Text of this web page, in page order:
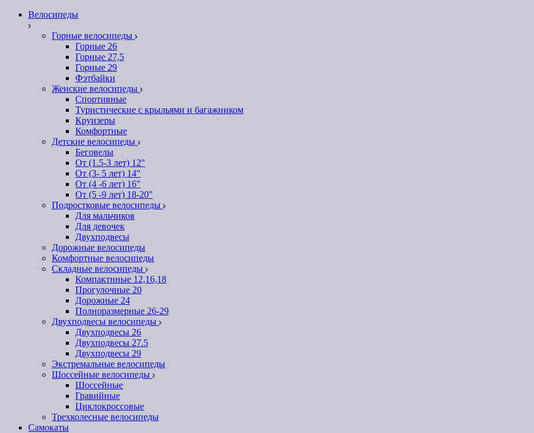
Велосипеды
Горные велосипеды
Горные 26
Горные 27,5
Горные 29
Фэтбайки
Женские велосипеды
Спортивные
Туристические с крыльями и багажником
Круизеры
Комфортные
Детские велосипеды
Беговелы
От (1.5-3 лет) 12"
От (3- 5 лет) 14"
От (4 -6 лет) 16"
От (5 -9 лет) 18-20"
Подростковые велосипеды
Для мальчиков
Для девочек
Двухподвесы
Дорожные велосипеды
Комфортные велосипеды
Складные велосипеды
Компактнные 12,16,18
Прогулочные 20
Дорожные 24
Полноразмерные 26-29
Двухподвесы велосипеды
Двухподвесы 26
Двухподвесы 27.5
Двухподвесы 29
Экстремальные велосипеды
Шоссейные велосипеды
Шоссейные
Гравийные
Циклокроссовые
Трехколесные велосипеды
Самокаты